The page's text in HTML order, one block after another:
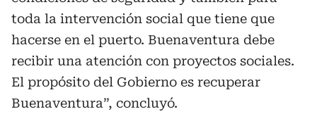
toda la intervención social que tiene que
hacerse en el puerto. Buenaventura debe
recibir una atención con proyectos sociales.
El propósito del Gobierno es recuperar
Buenaventura”, concluyó.